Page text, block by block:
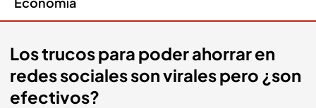
Los trucos para poder ahorrar en
redes sociales son virales pero ¿son
efectivos?